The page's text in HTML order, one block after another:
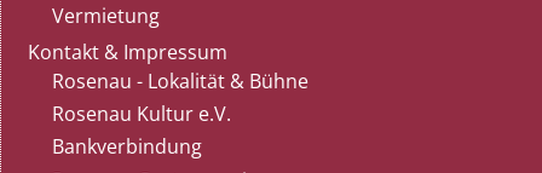
Vermietung
Kontakt & Impressum
Rosenau - Lokalität & Bühne
Rosenau Kultur e.V.
Bankverbindung